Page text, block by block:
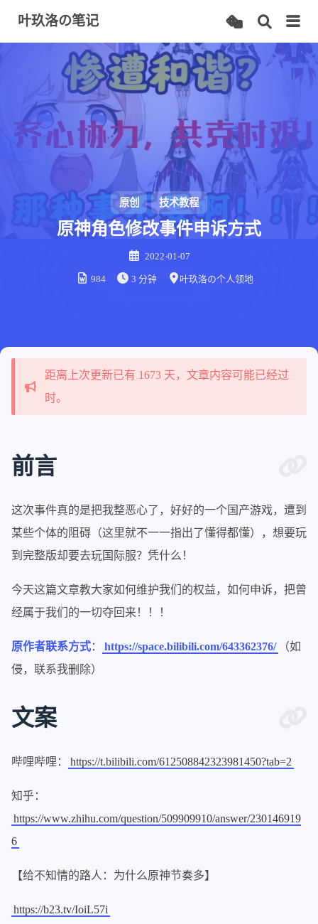
叶玖洛の笔记
原创 技术教程
原神角色修改事件申诉方式
2022-01-07
984 3 分钟 叶玖洛の个人领地
距离上次更新已有 1673 天，文章内容可能已经过
时。
前言
这次事件真的是把我整恶心了，好好的一个国产游戏，遭到
某些个体的阻碍（这里就不一一指出了懂得都懂），想要玩
到完整版却要去玩国际服？凭什么！
今天这篇文章教大家如何维护我们的权益，如何申诉，把曾
经属于我们的一切夺回来！！！
原作者联系方式： https://space.bilibili.com/643362376/
（如
侵，联系我删除）
文案
哔哩哔哩： https://t.bilibili.com/612508842323981450?tab=2
知乎：
https://www.zhihu.com/question/509909910/answer/230146919
6
【给不知情的路人：为什么原神节奏多】
https://b23.tv/IoiL57i